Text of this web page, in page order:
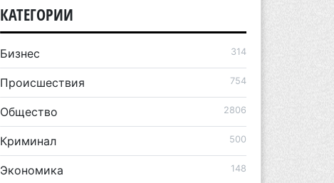
КАТЕГОРИИ
Бизнес 314
Происшествия 754
Общество 2806
Криминал 500
Экономика 148